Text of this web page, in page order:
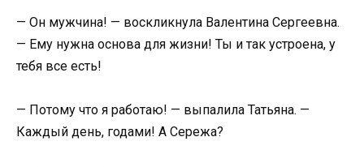
— Он мужчина! — воскликнула Валентина Сергеевна.
— Ему нужна основа для жизни! Ты и так устроена, у
тебя все есть!
— Потому что я работаю! — выпалила Татьяна. —
Каждый день, годами! А Сережа?